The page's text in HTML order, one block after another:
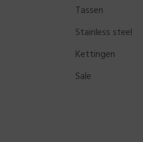
Tassen
Stainless steel
Kettingen
Sale